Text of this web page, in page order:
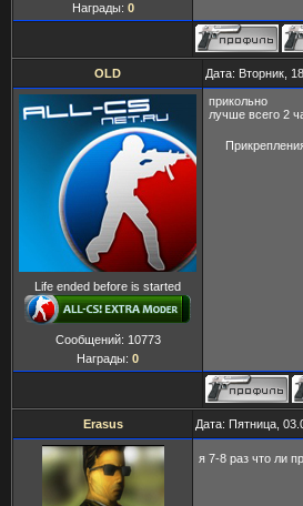
Награды: 0
OLD Дата: Вторник,
Life ended before is started
Сообщений: 10773
Награды: 0
прикольно
лучше всего 2
Erasus Дата: Пятница,
я 7-8 раз что ли